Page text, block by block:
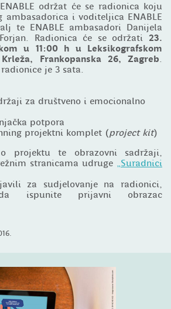
održat će se radionica koju
ambasadorica i voditeljica ENABLE
te ENABLE ambasadori Danijela
Radionica će se održati 23.
u 11:00 h u Leksikografskom
Frankopanska 26, Zagreb.
je 3 sata.
za društveno i emocionalno
potpora
projektni komplet (project kit)
projektu te obrazovni sadržaji,
stranicama udruge „Suradnici
za sudjelovanje na radionici,
ispunite prijavni obrazac